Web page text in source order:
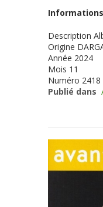
Description
Origine
Année 2024
Mois 11
Numéro 2418
Publié dans